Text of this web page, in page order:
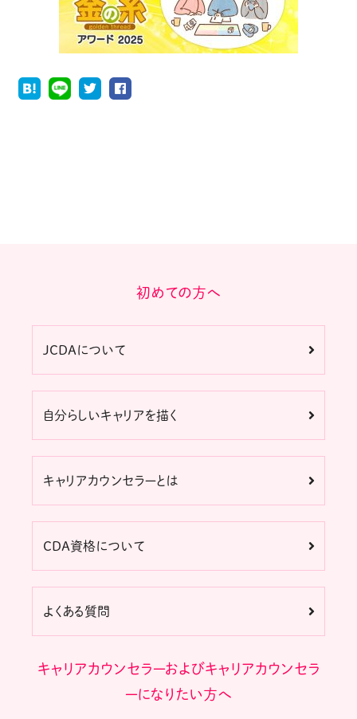
初めての方へ
JCDAについて
自分らしいキャリアを描く
キャリアカウンセラーとは
CDA資格について
よくある質問
キャリアカウンセラーおよびキャリアカウンセラ
ーになりたい方へ